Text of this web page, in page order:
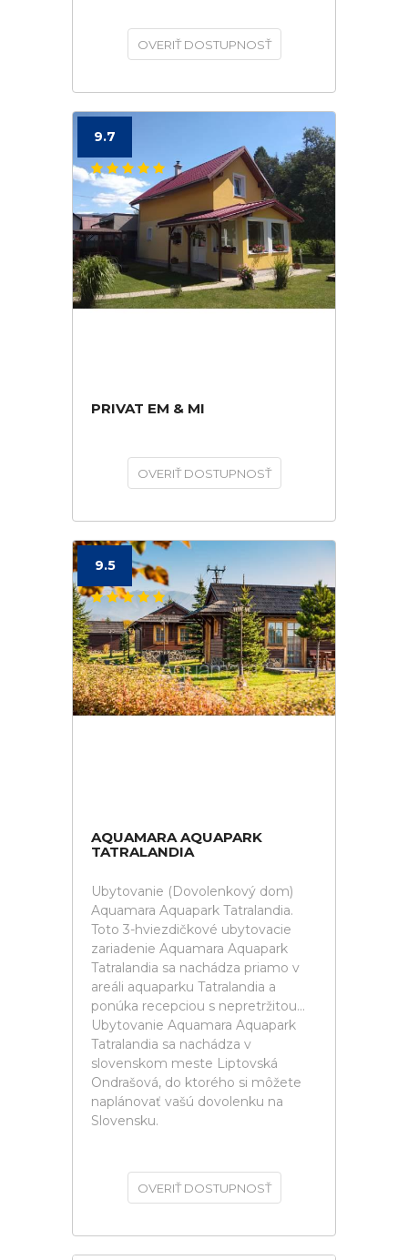
OVERIŤ DOSTUPNOSŤ
9.7
PRIVAT EM & MI
OVERIŤ DOSTUPNOSŤ
9.5
AQUAMARA AQUAPARK
TATRALANDIA
Ubytovanie (Dovolenkový dom)
Aquamara Aquapark Tatralandia.
Toto 3-hviezdičkové ubytovacie
zariadenie Aquamara Aquapark
Tatralandia sa nachádza priamo v
areáli aquaparku Tatralandia a
ponúka recepciou s nepretržitou...
Ubytovanie Aquamara Aquapark
Tatralandia sa nachádza v
slovenskom meste Liptovská
Ondrašová, do ktorého si môžete
naplánovať vašú dovolenku na
Slovensku.
OVERIŤ DOSTUPNOSŤ